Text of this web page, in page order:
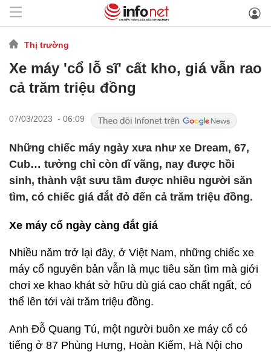
Thị trường
Xe máy 'cổ lỗ sĩ' cất kho, giá vẫn rao
cả trăm triệu đồng
07/03/2023 - 06:09
Những chiếc máy ngày xưa như xe Dream, 67,
Cub… tưởng chỉ còn dĩ vãng, nay được hồi
sinh, thành vật sưu tầm được nhiều người săn
tìm, có chiếc giá đắt đỏ đến cả trăm triệu đồng.
Xe máy cổ ngày càng đắt giá
Nhiều năm trở lại đây, ở Việt Nam, những chiếc xe
máy cổ nguyên bản vẫn là mục tiêu săn tìm mà giới
chơi xe khao khát sở hữu dù giá cao chất ngất, có
thể lên tới vài trăm triệu đồng.
Anh Đỗ Quang Tú, một người buôn xe máy cổ có
tiếng ở 87 Phùng Hưng, Hoàn Kiếm, Hà Nội cho